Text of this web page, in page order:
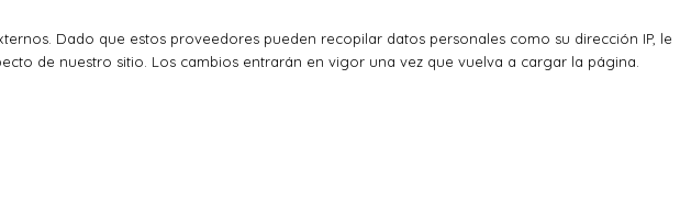
Dado que estos proveedores pueden recopilar datos personales como su dirección IP, le
de nuestro sitio. Los cambios entrarán en vigor una vez que vuelva a cargar la página.